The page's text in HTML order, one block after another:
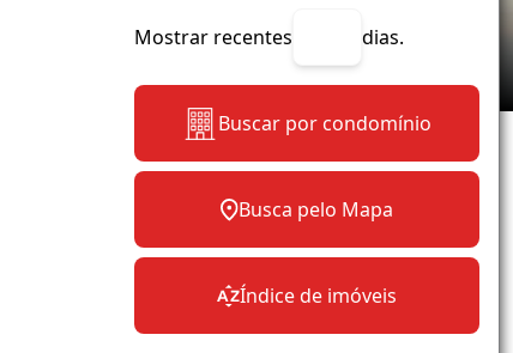
Mostrar recentes dias.
Buscar por condomínio
Busca pelo Mapa
Índice de imóveis